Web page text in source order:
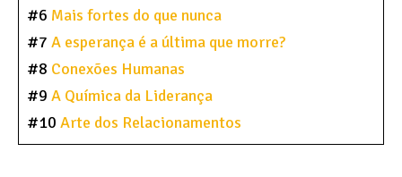
#6 Mais fortes do que nunca
#7 A esperança é a última que morre?
#8 Conexões Humanas
#9 A Química da Liderança
#10 Arte dos Relacionamentos